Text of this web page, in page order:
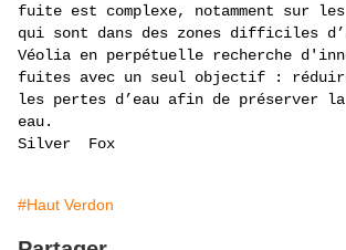
fuite est complexe, notamment sur
qui sont dans des zones difficiles
Véolia en perpétuelle recherche
fuites avec un seul objectif : réduire
les pertes d’eau afin de préserver la
eau.
Silver Fox
#Haut Verdon